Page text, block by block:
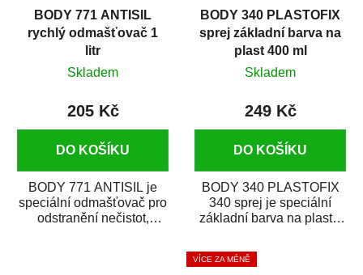
BODY 771 ANTISIL
rychlý odmašťovač 1
litr
Skladem
205 Kč
DO KOŠÍKU
BODY 771 ANTISIL je
speciální odmašťovač pro
odstranění nečistot,
BODY 340 PLASTOFIX
sprej základní barva na
plast 400 ml
Skladem
249 Kč
DO KOŠÍKU
BODY 340 PLASTOFIX
340 sprej je speciální
základní barva na plasty,
vrchních...
VÍCE ZA MÉNĚ